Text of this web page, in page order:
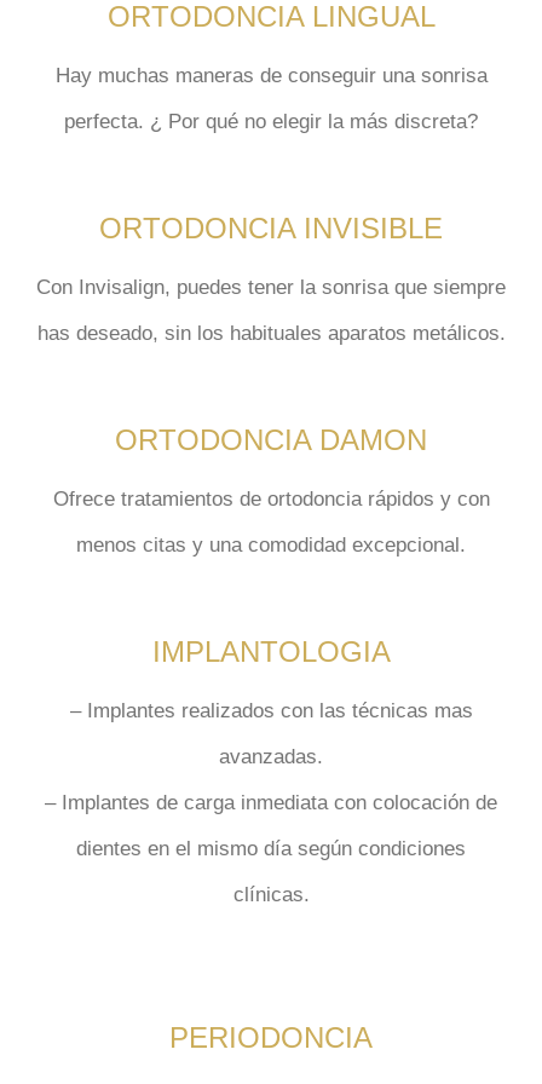
ORTODONCIA LINGUAL
Hay muchas maneras de conseguir una sonrisa
perfecta. ¿ Por qué no elegir la más discreta?
ORTODONCIA INVISIBLE
Con Invisalign, puedes tener la sonrisa que siempre
has deseado, sin los habituales aparatos metálicos.
ORTODONCIA DAMON
Ofrece tratamientos de ortodoncia rápidos y con
menos citas y una comodidad excepcional .
IMPLANTOLOGIA
– Implantes realizados con las técnicas mas
avanzadas.
– Implantes de carga inmediatacon colocación de
dientes en el mismo díasegún condiciones
clínicas.
PERIODONCIA